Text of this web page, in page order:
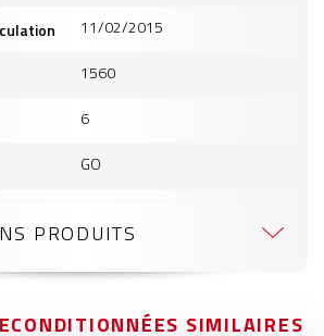
11/02/2015
1560
6
GO
PRODUITS
SIMILAIRES